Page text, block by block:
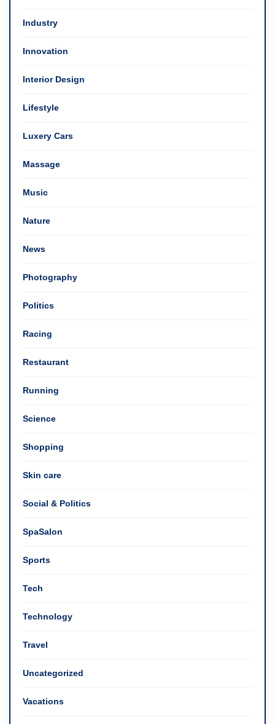
Industry
Innovation
Interior Design
Lifestyle
Luxery Cars
Massage
Music
Nature
News
Photography
Politics
Racing
Restaurant
Running
Science
Shopping
Skin care
Social & Politics
SpaSalon
Sports
Tech
Technology
Travel
Uncategorized
Vacations